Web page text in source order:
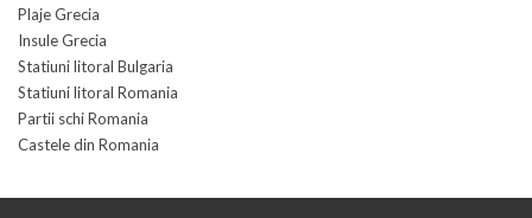
Plaje Grecia
Insule Grecia
Statiuni litoral Bulgaria
Statiuni litoral Romania
Partii schi Romania
Castele din Romania